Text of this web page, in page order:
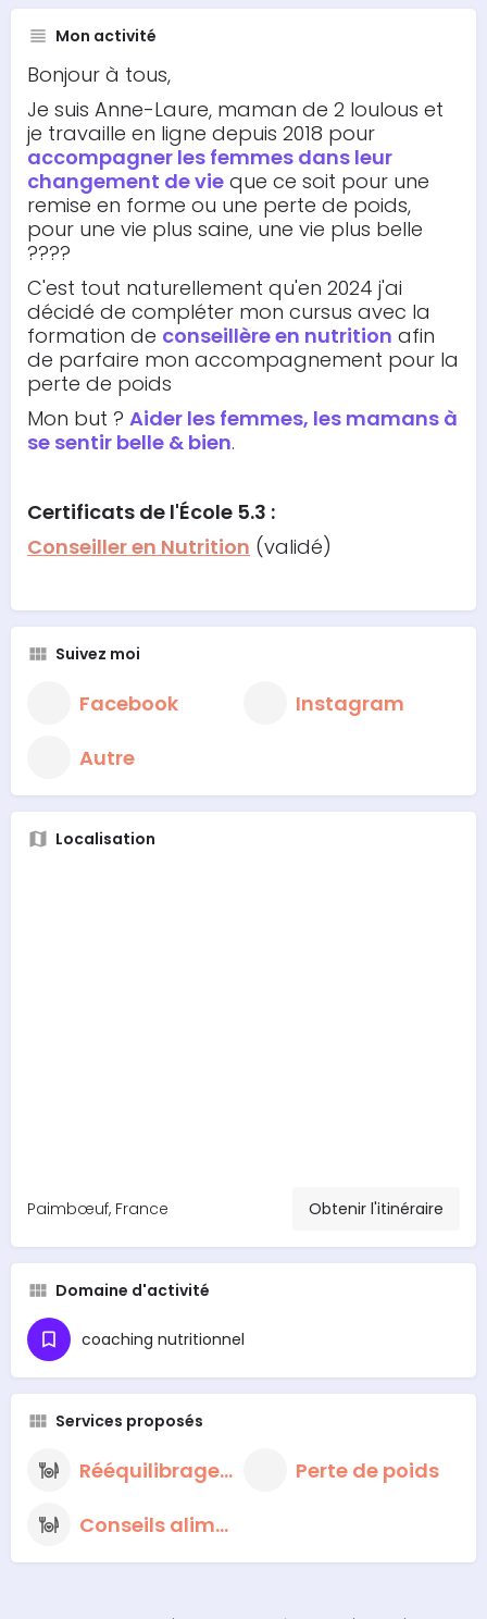
Mon activité
Bonjour à tous,
Je suis Anne-Laure, maman de 2 loulous et
je travaille en ligne depuis 2018 pour
accompagner les femmes dans leur
changement de vie que ce soit pour une
remise en forme ou une perte de poids,
pour une vie plus saine, une vie plus belle
????
C'est tout naturellement qu'en 2024 j'ai
décidé de compléter mon cursus avec la
formation de conseillère en nutrition afin
de parfaire mon accompagnement pour la
perte de poids
Mon but ? Aider les femmes, les mamans à
se sentir belle & bien.
Certificats de l'École 5.3 :
Conseiller en Nutrition (validé)
Suivez moi
Facebook
Instagram
Autre
Localisation
Paimbœuf, France Obtenir l'itinéraire
Domaine d'activité
coaching nutritionnel
Services proposés
Rééquilibrage alimentaire
Perte de poids
Conseils alimentaires nutritionnels